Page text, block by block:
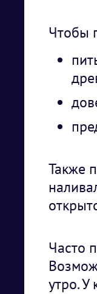
Чтобы
Также
Часто
утро. У